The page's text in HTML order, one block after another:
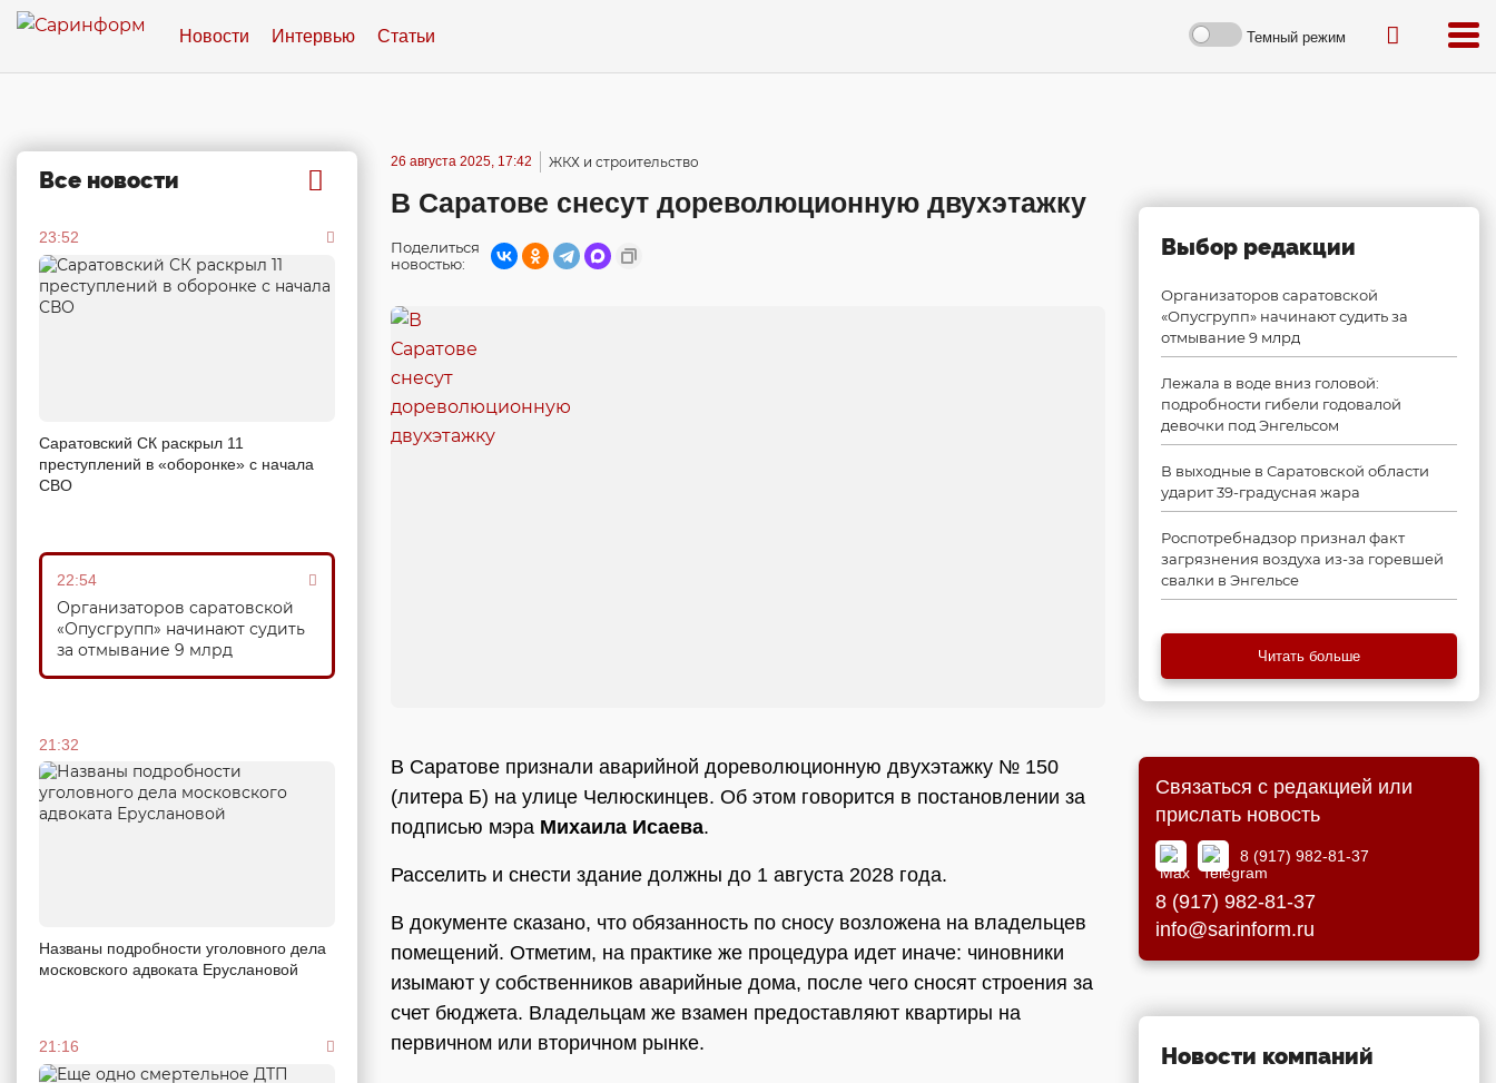
Новости Интервью Статьи Темный режим
Все новости
23:52
Саратовский СК раскрыл 11
преступлений в «оборонке» с начала
СВО
22:54
Организаторов саратовской
«Опусгрупп» начинают судить
за отмывание 9 млрд
21:32
Названы подробности уголовного дела
московского адвоката Еруслановой
21:16
26 августа 2025, 17:42 ЖКХ и строительство
В Саратове снесут дореволюционную двухэтажку
Поделиться
новостью:
В Саратове признали аварийной дореволюционную двухэтажку № 150
(литера Б) на улице Челюскинцев. Об этом говорится в постановлении за
подписью мэра Михаила Исаева.
Расселить и снести здание должны до 1 августа 2028 года.
В документе сказано, что обязанность по сносу возложена на владельцев
помещений. Отметим, на практике же процедура идет иначе: чиновники
изымают у собственников аварийные дома, после чего сносят строения за
счет бюджета. Владельцам же взамен предоставляют квартиры на
первичном или вторичном рынке.
Выбор редакции
Организаторов саратовской
«Опусгрупп» начинают судить за
отмывание 9 млрд
Лежала в воде вниз головой:
подробности гибели годовалой
девочки под Энгельсом
В выходные в Саратовской области
ударит 39-градусная жара
Роспотребнадзор признал факт
загрязнения воздуха из-за горевшей
свалки в Энгельсе
Читать больше
Связаться с редакцией или
прислать новость
8 (917) 982-81-37
8 (917) 982-81-37
info@sarinform.ru
Новости компаний